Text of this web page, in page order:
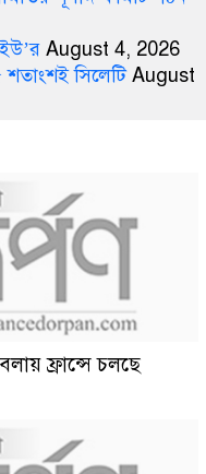
August 4, 2026
শতাংশই সিলেটি August
ফ্রান্সে চলছে